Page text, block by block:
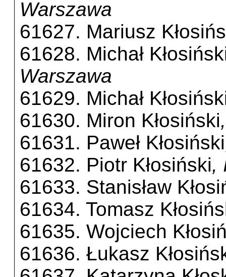
Warszawa
61627. Mariusz
61628. Michał
Warszawa
61629. Michał
61630. Miron Kłosiński
61631. Paweł Kłosiński
61632. Piotr Kłosiński,
61633. Stanisław
61634. Tomasz
61635. Wojciech
61636. Łukasz